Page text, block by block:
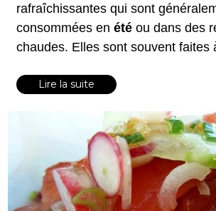
rafraîchissantes qui sont
consommées en été ou dans des
chaudes. Elles sont souvent faites
glace ou des ingrédients glacés
seulement délicieuses, mais elles
très hydratanteset peuvent aider
une bonnesanté en été.
Lire la suite